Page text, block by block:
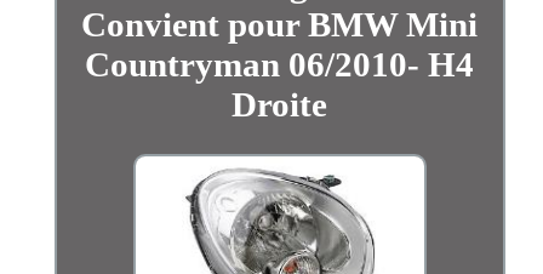
Convient pour BMW Mini
Countryman 06/2010- H4
Droite